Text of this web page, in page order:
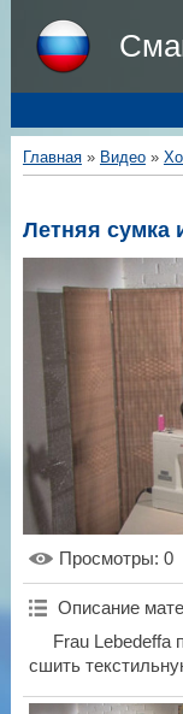
Главная» Видео»
Летняя сумка
Просмотры: 0
Описание
Frau Lebedeffa
сшить